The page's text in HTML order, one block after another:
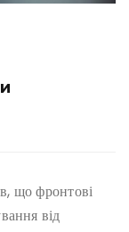
що фронтові
від